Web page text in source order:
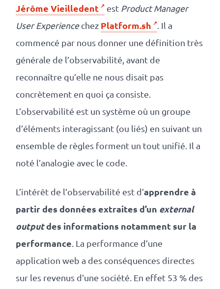
Jérôme Vieilledent est Product Manager
User Experiencechez Platform.sh
. Il a
commencé par nous donner une définition très
générale de l’observabilité, avant de
reconnaître qu’elle ne nous disait pas
concrètement en quoi ça consiste.
L’observabilité est un système où un groupe
d’éléments interagissant (ou liés) en suivant un
ensemble de règles forment un tout unifié. Il a
noté l’analogie avec le code.
L’intérêt de l’observabilité est d’apprendre à
partir des données extraites d’un external
outputdes informations notamment sur la
performance . La performance d’une
application web a des conséquences directes
sur les revenus d’une société. En effet 53 % des